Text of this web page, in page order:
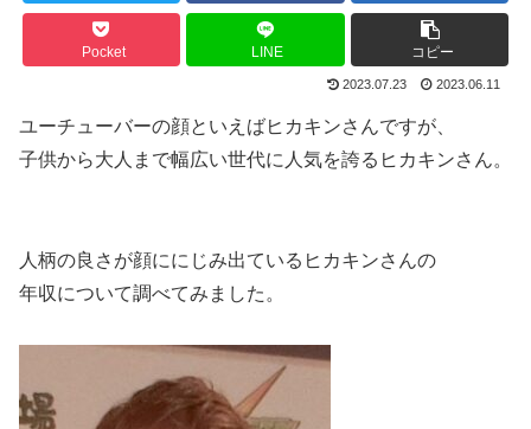
Pocket LINE コピー
2023.07.23 2023.06.11
ユーチューバーの顔といえばヒカキンさんですが、
子供から大人まで幅広い世代に人気を誇るヒカキンさん。
人柄の良さが顔ににじみ出ているヒカキンさんの
年収について調べてみました。